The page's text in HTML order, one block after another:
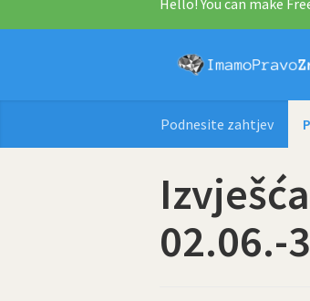
Hello! You can make
Podnesite zahtjev
02.06.-